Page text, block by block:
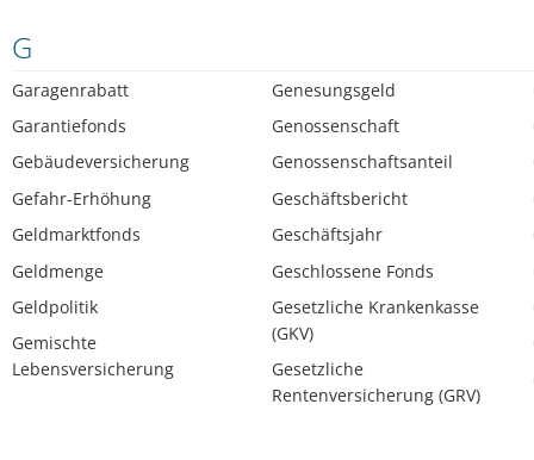
G
Garagenrabatt
Garantiefonds
Gebäudeversicherung
Gefahr-Erhöhung
Geldmarktfonds
Geldmenge
Geldpolitik
Gemischte
Lebensversicherung
Genesungsgeld
Genossenschaft
Genossenschaftsanteil
Geschäftsbericht
Geschäftsjahr
Geschlossene Fonds
Gesetzliche Krankenkasse
(GKV)
Gesetzliche
Rentenversicherung (GRV)